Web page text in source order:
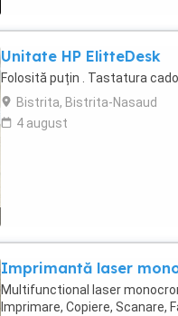
Unitate HP ElitteDesk
Folosită puțin . Tastatura
Bistrita, Bistrita-Nasaud
4 august
Imprimantă laser
Multifunctional laser
Imprimare, Copiere, Scanare,